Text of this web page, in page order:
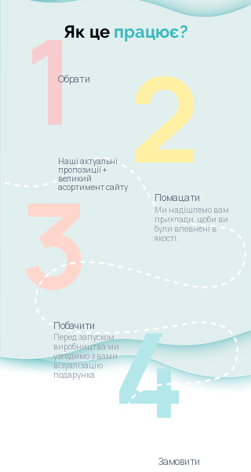
4
1 2
3
Обрати
Помацати
Побачити
Наші актуальні
пропозиції +
великий
асортимент сайту
Ми надішлемо вам
приклади, щоби ви
були впевнені в
якості.
Перед запуском
виробництва ми
узгодимо з вами
візуалізацію
подарунка.
Як це працює?
Замовити